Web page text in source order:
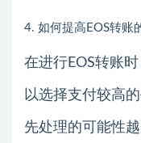
4. 如何提高EOS转账
在进行EOS转账
以选择支付较高
先处理的可能性